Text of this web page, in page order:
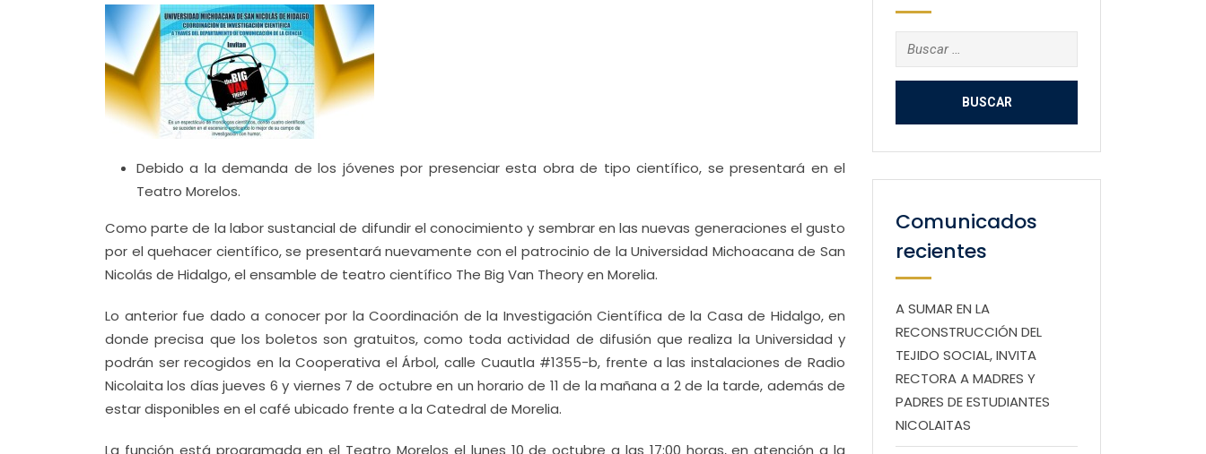
Debido a la demanda de los jóvenes por presenciar esta obra de tipo científico, se presentará en el
Teatro Morelos.
Como parte de la labor sustancial de difundir el conocimiento y sembrar en las nuevas generaciones el gusto
por el quehacer científico, se presentará nuevamente con el patrocinio de la Universidad Michoacana de San
Nicolás de Hidalgo, el ensamble de teatro científico The Big Van Theory en Morelia.
Lo anterior fue dado a conocer por la Coordinación de la Investigación Científica de la Casa de Hidalgo, en
donde precisa que los boletos son gratuitos, como toda actividad de difusión que realiza la Universidad y
podrán ser recogidos en la Cooperativa el Árbol, calle Cuautla #1355-b, frente a las instalaciones de Radio
Nicolaita los días jueves 6 y viernes 7 de octubre en un horario de 11 de la mañana a 2 de la tarde, además de
estar disponibles en el café ubicado frente a la Catedral de Morelia.
La función está programada en el Teatro Morelos el lunes 10 de octubre a las 17:00 horas, en atención a la
Buscar:
Comunicados
recientes
A SUMAR EN LA
RECONSTRUCCIÓN DEL
TEJIDO SOCIAL, INVITA
RECTORA A MADRES Y
PADRES DE ESTUDIANTES
NICOLAITAS